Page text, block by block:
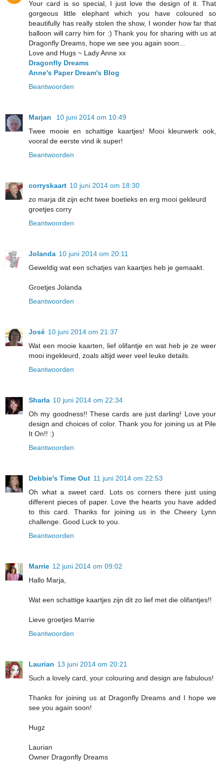
Your card is so special, I just love the design of it. That
gorgeous little elephant which you have coloured so
beautifully has really stolen the show, I wonder how far that
balloon will carry him for :) Thank you for sharing with us at
Dragonfly Dreams, hope we see you again soon...
Love and Hugs ~ Lady Anne xx
Dragonfly Dreams
Anne's Paper Dream's Blog
Beantwoorden
Marjan
10 juni 2014 om 10:49
Twee mooie en schattige kaartjes! Mooi kleurwerk ook,
vooral de eerste vind ik super!
Beantwoorden
corryskaart 10 juni 2014 om 18:30
zo marja dit zijn echt twee boetieks en erg mooi gekleurd
groetjes corry
Beantwoorden
Jolanda 10 juni 2014 om 20:11
Geweldig wat een schatjes van kaartjes heb je gemaakt.
Groetjes Jolanda
Beantwoorden
José 10 juni 2014 om 21:37
Wat een mooie kaarten, lief olifantje en wat heb je ze weer
mooi ingekleurd, zoals altijd weer veel leuke details.
Beantwoorden
Sharla 10 juni 2014 om 22:34
Oh my goodness!! These cards are just darling! Love your
design and choices of color. Thank you for joining us at Pile
It On!! :)
Beantwoorden
Debbie's Time Out 11 juni 2014 om 22:53
Oh what a sweet card. Lots os corners there just using
different pieces of paper. Love the hearts you have added
to this card. Thanks for joining us in the Cheery Lynn
challenge. Good Luck to you.
Beantwoorden
Marrie 12 juni 2014 om 09:02
Hallo Marja,
Wat een schattige kaartjes zijn dit zo lief met die olifantjes!!
Lieve groetjes Marrie
Beantwoorden
Laurian 13 juni 2014 om 20:21
Such a lovely card, your colouring and design are fabulous!
Thanks for joining us at Dragonfly Dreams and I hope we
see you again soon!
Hugz
Laurian
Owner Dragonfly Dreams